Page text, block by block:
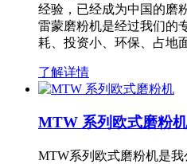
经验，已经成为中国的磨
雷蒙磨粉机是经过我们的
耗、投资小、环保、占地
了解详情
MTW 系列欧式磨粉机
MTW系列欧式磨粉机是